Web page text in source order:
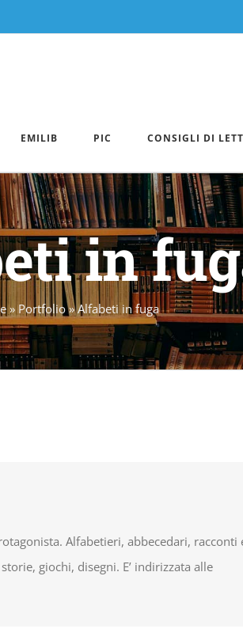
EMILIB PIC CONSIGLI DI
in
»Portfolio»Alfabeti in fuga
Alfabetieri, abbecedari, racconti
giochi, disegni. E’ indirizzata alle